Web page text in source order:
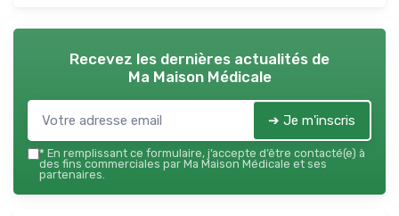
Recevez les dernières actualités de
Ma Maison Médicale
➔ Je m'inscris
* En remplissant ce formulaire, j’accepte d’être contacté(e) à
des fins commerciales par Ma Maison Médicale et ses
partenaires.